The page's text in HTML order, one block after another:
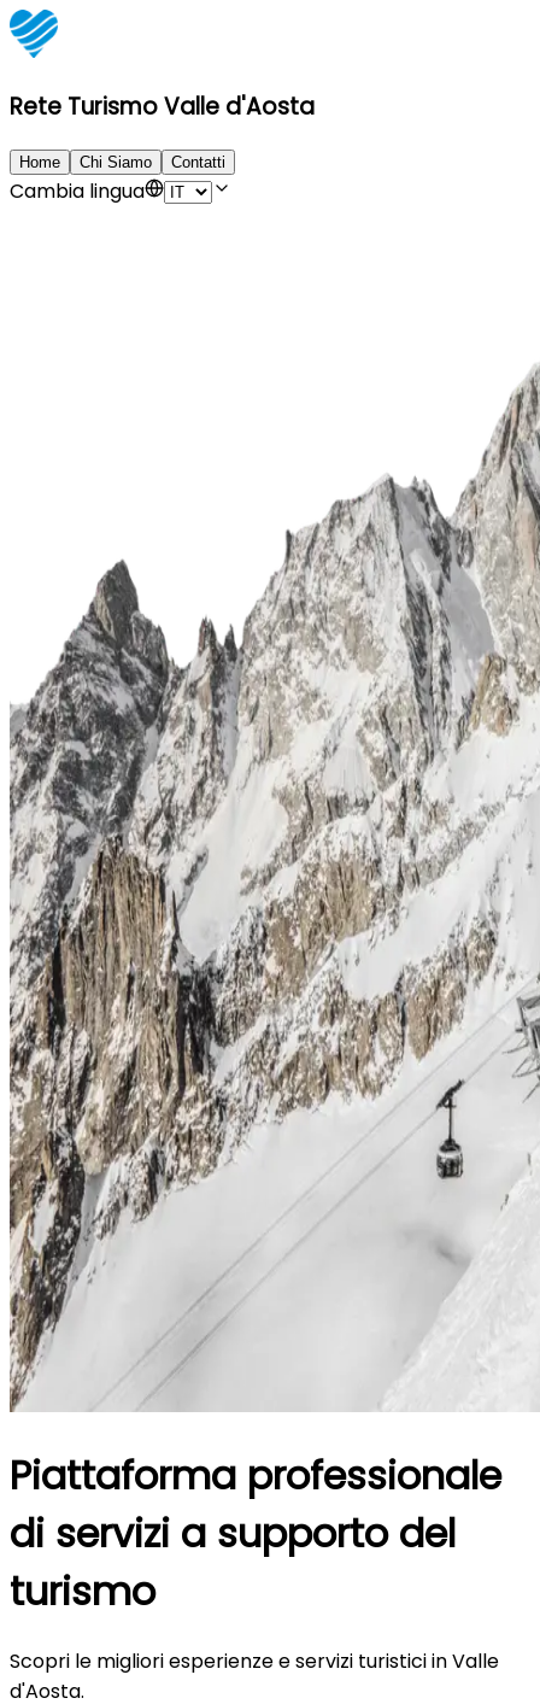
Rete Turismo Valle d'Aosta
Home Chi Siamo Contatti
Cambia lingua
Piattaforma professionale
di servizi a supporto del
turismo
Scopri le migliori esperienze e servizi turistici in Valle
d'Aosta.